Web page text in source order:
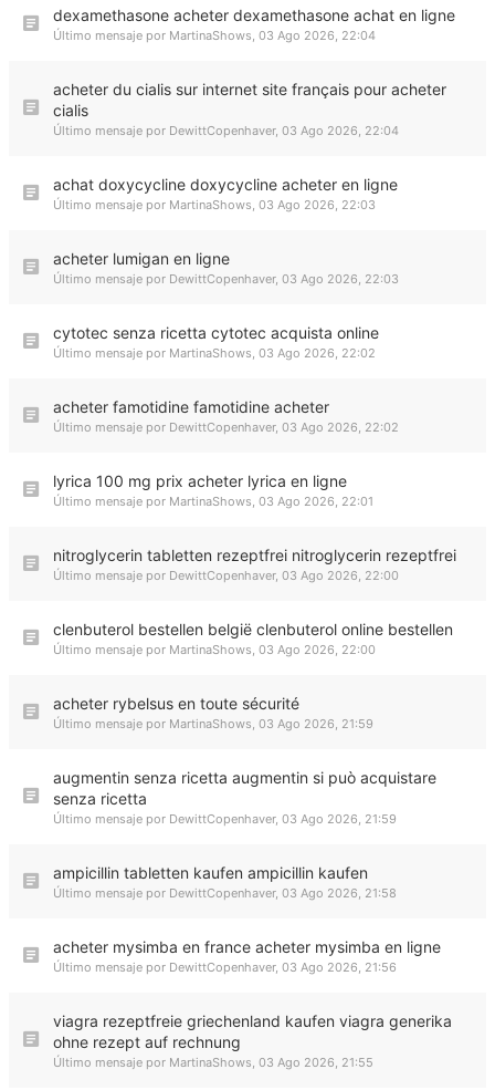
dexamethasone acheter dexamethasone achat en ligne
Último mensaje por MartinaShows, 03 Ago 2026, 22:04
acheter du cialis sur internet site français pour acheter
cialis
Último mensaje por DewittCopenhaver, 03 Ago 2026, 22:04
achat doxycycline doxycycline acheter en ligne
Último mensaje por MartinaShows, 03 Ago 2026, 22:03
acheter lumigan en ligne
Último mensaje por DewittCopenhaver, 03 Ago 2026, 22:03
cytotec senza ricetta cytotec acquista online
Último mensaje por MartinaShows, 03 Ago 2026, 22:02
acheter famotidine famotidine acheter
Último mensaje por DewittCopenhaver, 03 Ago 2026, 22:02
lyrica 100 mg prix acheter lyrica en ligne
Último mensaje por MartinaShows, 03 Ago 2026, 22:01
nitroglycerin tabletten rezeptfrei nitroglycerin rezeptfrei
Último mensaje por DewittCopenhaver, 03 Ago 2026, 22:00
clenbuterol bestellen belgië clenbuterol online bestellen
Último mensaje por MartinaShows, 03 Ago 2026, 22:00
acheter rybelsus en toute sécurité
Último mensaje por MartinaShows, 03 Ago 2026, 21:59
augmentin senza ricetta augmentin si può acquistare
senza ricetta
Último mensaje por DewittCopenhaver, 03 Ago 2026, 21:59
ampicillin tabletten kaufen ampicillin kaufen
Último mensaje por DewittCopenhaver, 03 Ago 2026, 21:58
acheter mysimba en france acheter mysimba en ligne
Último mensaje por DewittCopenhaver, 03 Ago 2026, 21:56
viagra rezeptfreie griechenland kaufen viagra generika
ohne rezept auf rechnung
Último mensaje por MartinaShows, 03 Ago 2026, 21:55